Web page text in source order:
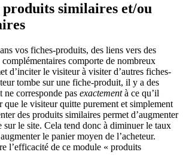
produits similaires et/ou
vos fiches-produits, des liens vers des
comporte de nombreux
d’inciter le visiteur à visiter d’autres fiches-
tombe sur une fiche-produit, il y a des
ne corresponde pas exactementà ce qu’il
que le visiteur quitte purement et simplement
des produits similaires permet d’augmenter
sur le site. Cela tend donc à diminuer le taux
le panier moyen de l’acheteur.
l’efficacité de ce module « produits